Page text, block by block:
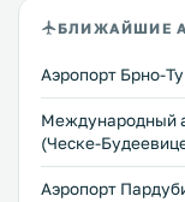
БЛИЖАЙШИЕ
Аэропорт Брно-
Международный
(Ческе-
Аэропорт